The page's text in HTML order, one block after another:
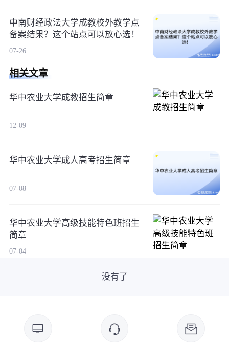
中南财经政法大学成教校外教学点
备案结果？这个站点可以放心选！
07-26
相关文章
华中农业大学成教招生简章
12-09
华中农业大学成人高考招生简章
07-08
华中农业大学高级技能特色班招生
简章
07-04
没有了